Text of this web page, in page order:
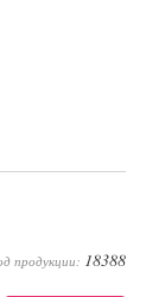
продукции: 18388